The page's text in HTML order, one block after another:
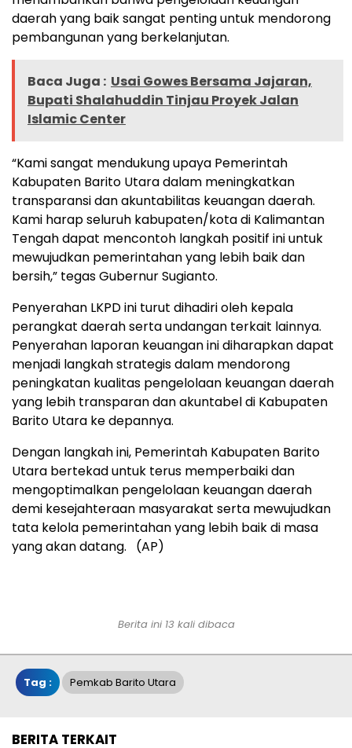
daerah yang baik sangat penting untuk mendorong
pembangunan yang berkelanjutan.
Baca Juga : Usai Gowes Bersama Jajaran,
Bupati Shalahuddin Tinjau Proyek Jalan
Islamic Center
“Kami sangat mendukung upaya Pemerintah
Kabupaten Barito Utara dalam meningkatkan
transparansi dan akuntabilitas keuangan daerah.
Kami harap seluruh kabupaten/kota di Kalimantan
Tengah dapat mencontoh langkah positif ini untuk
mewujudkan pemerintahan yang lebih baik dan
bersih,” tegas Gubernur Sugianto.
Penyerahan LKPD ini turut dihadiri oleh kepala
perangkat daerah serta undangan terkait lainnya.
Penyerahan laporan keuangan ini diharapkan dapat
menjadi langkah strategis dalam mendorong
peningkatan kualitas pengelolaan keuangan daerah
yang lebih transparan dan akuntabel di Kabupaten
Barito Utara ke depannya.
Dengan langkah ini, Pemerintah Kabupaten Barito
Utara bertekad untuk terus memperbaiki dan
mengoptimalkan pengelolaan keuangan daerah
demi kesejahteraan masyarakat serta mewujudkan
tata kelola pemerintahan yang lebih baik di masa
yang akan datang. (AP)
Berita ini 13 kali dibaca
Tag : Pemkab Barito Utara
BERITA TERKAIT